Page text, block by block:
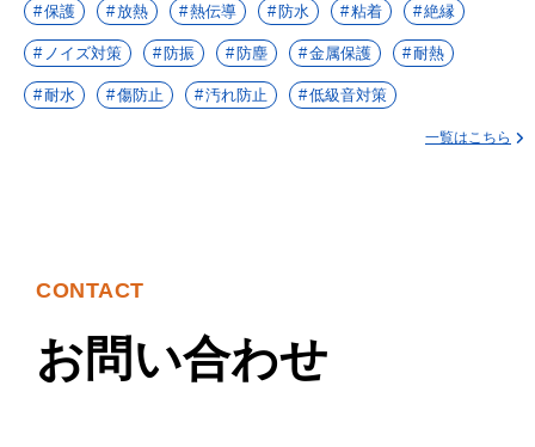
保護 放熱 熱伝導 防水 粘着 絶縁
ノイズ対策 防振 防塵 金属保護 耐熱
耐水 傷防止 汚れ防止 低級音対策
一覧はこちら
CONTACT
お問い合わせ